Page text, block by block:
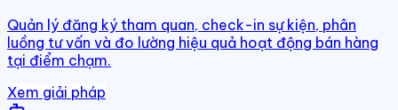
Quản lý đăng ký tham quan, check-in sự kiện, phân
luồng tư vấn và đo lường hiệu quả hoạt động bán hàng
tại điểm chạm.
Xem giải pháp